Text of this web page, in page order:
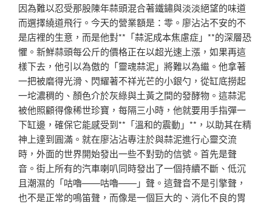
因為難以忍受那股陳年蒜頭混合著鐵鏽與淡淡絕望的味道
而選擇繞道飛行。今天的營業額是：零。廖沾沾不安的不
是店裡的生意，而是他對**「蒜泥成本焦慮症」**的深層恐
懼。新鮮蒜頭每公斤的價格正在以超光速上漲，如果再這
樣下去，他引以為傲的「靈魂蒜泥」將難以為繼。他拿著
一把被磨得光滑、閃耀著不祥光芒的小銀勺，從缸底撈起
一坨濃稠的、顏色介於灰綠與土黃之間的發酵物。這蒜泥
被他照顧得像稀世珍寶，每隔三小時，他就要用手指彈一
下缸邊，確保它能感受到**「溫和的震動」**，以助其在精
神上達到圓滿。就在廖沾沾專注於與蒜泥進行心靈交流
時，外面的世界開始發出一些不對勁的信號。首先是聲
音。街上所有的汽車喇叭同時發出了一個持續不斷、低沉
且潮濕的「咕嚕——咕嚕——」聲。這聲音不是引擎聲，
也不是正常的鳴笛聲，而像是一個巨大的、消化不良的胃